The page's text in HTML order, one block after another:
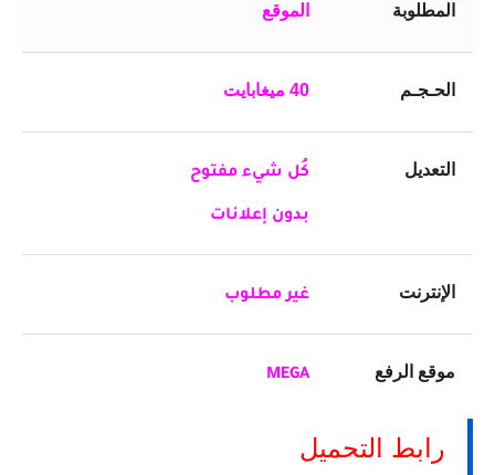
المطلوبة الموقع
الحـجـم 40 ميغابايت
التعديل كُل شيء مفتوح
بدون إعلانات
الإنترنت غير مطلوب
موقع الرفع MEGA
رابط التحميل